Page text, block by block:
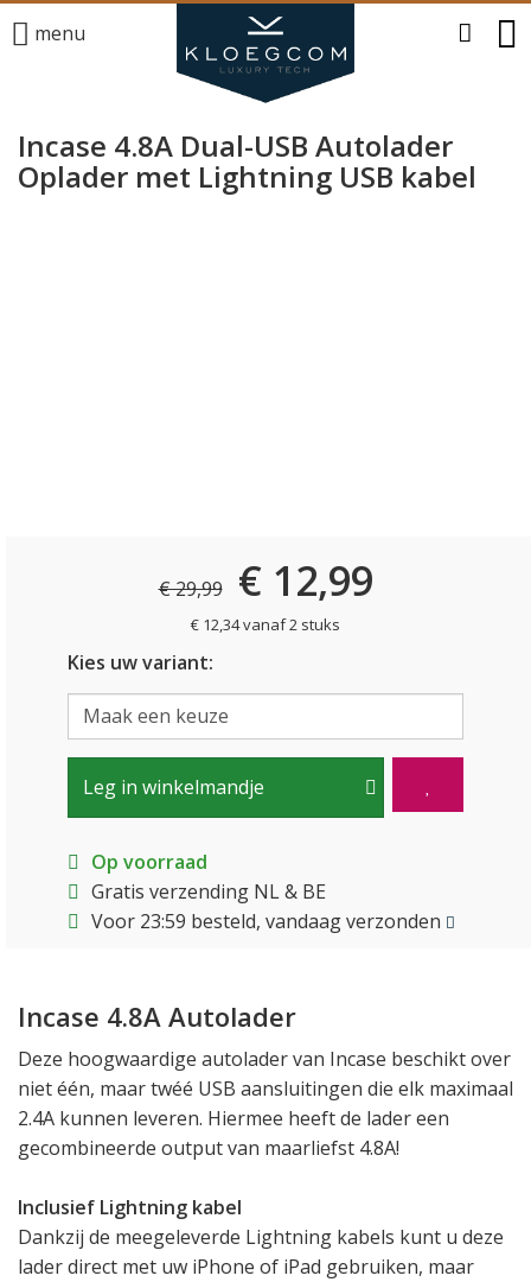
menu
Incase 4.8A Dual-USB Autolader
Oplader met Lightning USB kabel
€ 29,99 € 12,99
€ 12,34 vanaf 2 stuks
Kies uw variant:
Leg in winkelmandje
Op voorraad
Gratis verzending NL & BE
Voor 23:59 besteld, vandaag verzonden
Incase 4.8A Autolader
Deze hoogwaardige autolader van Incase beschikt over
niet één, maar twéé USB aansluitingen die elk maximaal
2.4A kunnen leveren. Hiermee heeft de lader een
gecombineerde output van maarliefst 4.8A!
Inclusief Lightning kabel
Dankzij de meegeleverde Lightning kabels kunt u deze
lader direct met uw iPhone of iPad gebruiken, maar